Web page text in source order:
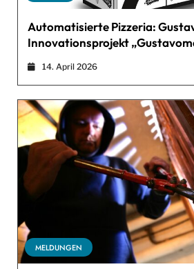
Automatisierte Pizzeria:
Innovationsprojekt
14. April 2026
MELDUNGEN